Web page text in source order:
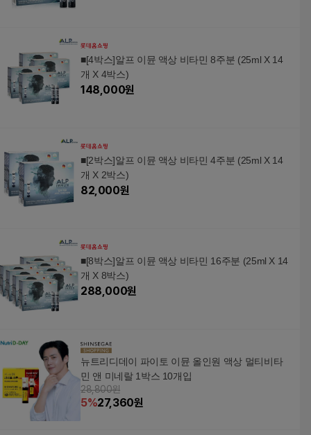
■[4박스]알프 이뮨 액상 비타민 8주분 (25ml X 14
개 X 4박스)
148,000원
■[2박스]알프 이뮨 액상 비타민 4주분 (25ml X 14
개 X 2박스)
82,000원
■[8박스]알프 이뮨 액상 비타민 16주분 (25ml X 14
개 X 8박스)
288,000원
뉴트리디데이 파이토 이뮨 올인원 액상 멀티비타
민 앤 미네랄 1박스 10개입
28,800원
5%27,360원